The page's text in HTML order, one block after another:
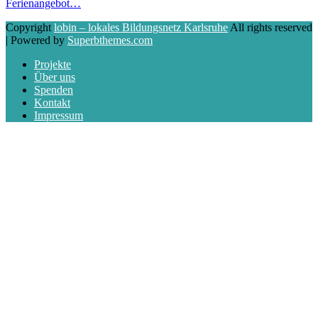
Ferienangebot…
Copyright lobin – lokales Bildungsnetz Karlsruhe All rights reserved
| Powered by Superbthemes.com
Projekte
Über uns
Spenden
Kontakt
Impressum